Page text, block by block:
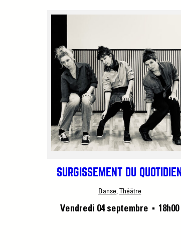
SURGISSEMENT DU QUOTIDIEN
Danse, Théâtre
Vendredi 04 septembre ■ 18h00